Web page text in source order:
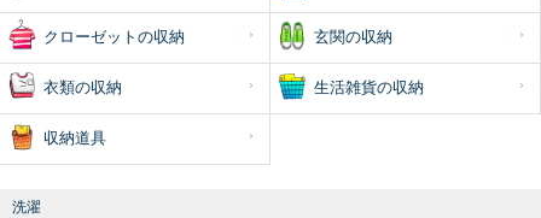
クローゼットの収納 玄関の収納
衣類の収納 生活雑貨の収納
収納道具
洗濯